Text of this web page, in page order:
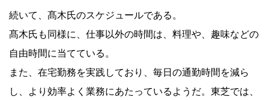
続いて、髙木氏のスケジュールである。
髙木氏も同様に、仕事以外の時間は、料理や、趣味などの
自由時間に当てている。
また、在宅勤務を実践しており、毎日の通勤時間を減ら
し、より効率よく業務にあたっているようだ。東芝では、